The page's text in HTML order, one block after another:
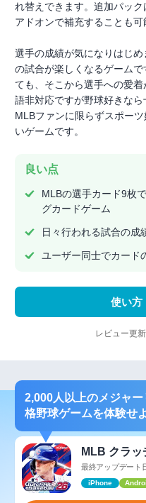
れ替えできます。追加パック
アドオンで補充することも可
選手の成績が気になりはじ
の試合が楽しくなるゲーム
ても、そこから選手への愛
語非対応ですが野球好きなら
MLBファンに限らずスポー
いゲームです。
良い点
MLBの選手カード9枚
グカードゲーム
日々行われる試合の成
ユーザー同士でカード
使い方
レビュー更
2,000人以上のメジャ
格野球ゲームを体験せよ
MLB クラ
最終アップデート
iPhone